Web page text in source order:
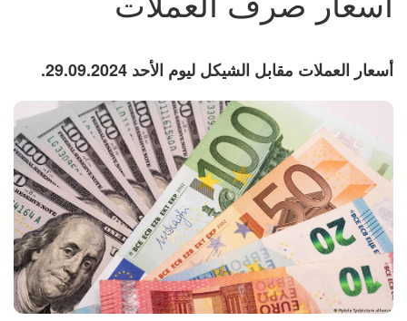
أسعار العملات مقابل الشيكل ليوم الأحد 29.09.2024.